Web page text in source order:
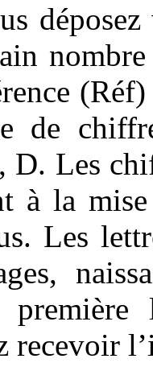
de
Les
à la
Les
recevoir